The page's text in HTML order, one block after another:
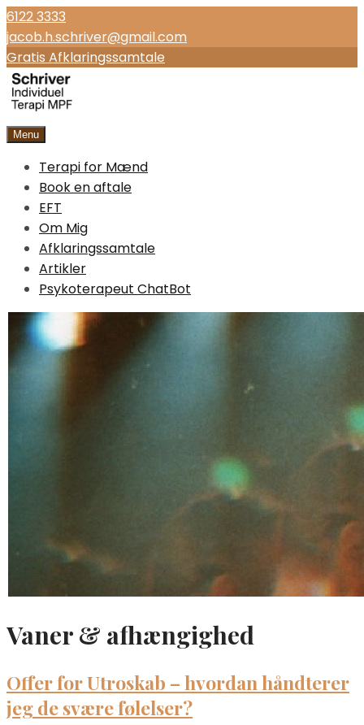
6122 3333
jacob.h.schriver@gmail.com
Gratis Afklaringssamtale
Menu
Open
main
menu
Terapi for Mænd
Book en aftale
EFT
Om Mig
Afklaringssamtale
Artikler
Psykoterapeut ChatBot
Vaner & afhængighed
Offer for Utroskab – hvordan håndterer
jeg de svære følelser?